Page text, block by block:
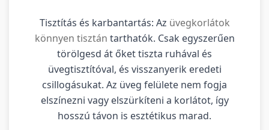
Tisztítás és karbantartás: Az üvegkorlátok
könnyen tisztán tarthatók. Csak egyszerűen
törölgesd át őket tiszta ruhával és
üvegtisztítóval, és visszanyerik eredeti
csillogásukat. Az üveg felülete nem fogja
elszínezni vagy elszürkíteni a korlátot, így
hosszú távon is esztétikus marad.